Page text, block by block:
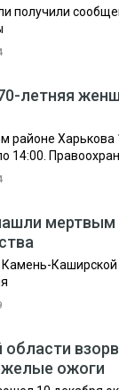
получили
летняя
районе Харькова
14:00.
мертвым
области
ожоги